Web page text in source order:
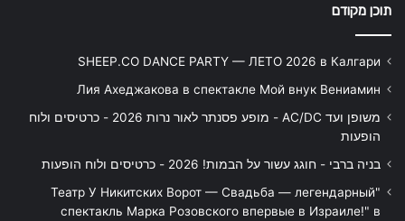
תוכן מקודם
SHEEP.CO DANCE PARTY — ЛЕТО 2026 в Калгари
Лия Ахеджакова в спектакле Мой внук Вениамин
משופן ועד AC/DC - מופע פסנתר לאור נרות 2026 - כרטיסים ולוח
הופעות
בניה ברבי - חוגג עשור על הבמות! 2026 - כרטיסים ולוח הופעות
"Театр У Никитских Ворот — Свадьба — легендарный
спектакль Марка Розовского впервые в Израиле!" в